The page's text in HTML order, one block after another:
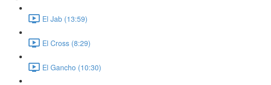
El Jab (13:59)
El Cross (8:29)
El Gancho (10:30)